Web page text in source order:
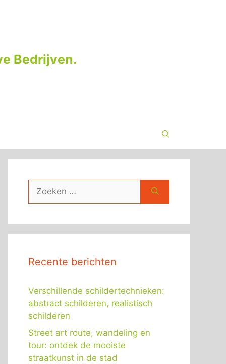
Bedrijven.
naar:
Recente berichten
Verschillende schildertechnieken:
abstract schilderen, realistisch
schilderen
Street art route, wandeling en
tour: ontdek de mooiste
straatkunst in de stad